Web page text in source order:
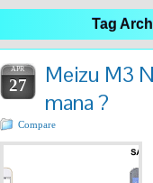
Tag
APR
27
Meizu M3
mana ?
Compare